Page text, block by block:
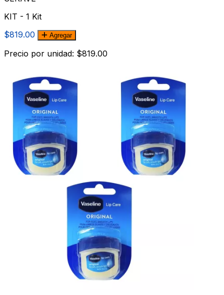
KIT - 1 Kit
$819.00
Agregar
Precio por unidad: $819.00